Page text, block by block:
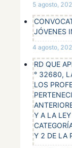
5 agosto,
JÓVENES
4 agosto,
RD QUE
° 32680,
LOS
Y A LA
Y 2 DE LA